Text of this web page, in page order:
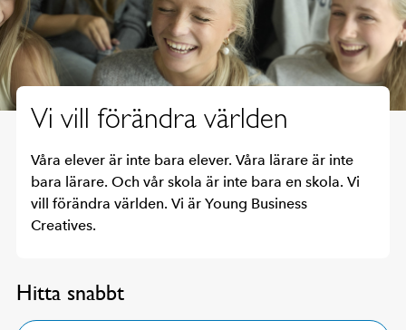
Vi vill förändra världen
Våra elever är inte bara elever. Våra lärare är inte
bara lärare. Och vår skola är inte bara en skola. Vi
vill förändra världen. Vi är Young Business
Creatives.
Hitta snabbt